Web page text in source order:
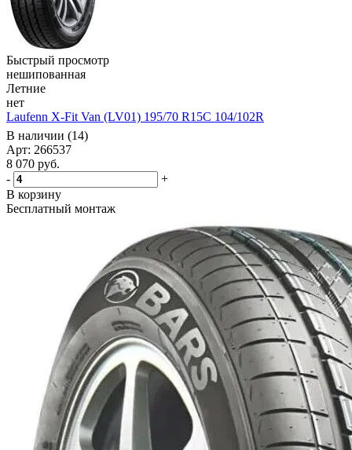
Быстрый просмотр
нешипованная
Летние
нет
Laufenn X-Fit Van (LV01) 195/70 R15C 104/102R
В наличии (14)
Арт: 266537
8 070 руб.
-
+
В корзину
Бесплатный монтаж